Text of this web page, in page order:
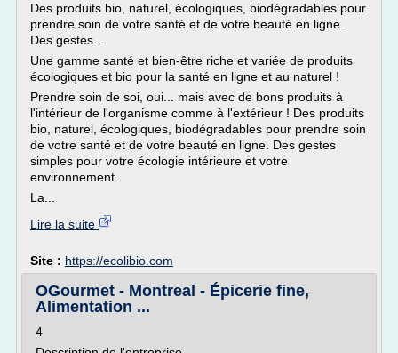
Des produits bio, naturel, écologiques, biodégradables pour
prendre soin de votre santé et de votre beauté en ligne.
Des gestes...
Une gamme santé et bien-être riche et variée de produits
écologiques et bio pour la santé en ligne et au naturel !
Prendre soin de soi, oui... mais avec de bons produits à
l'intérieur de l'organisme comme à l'extérieur ! Des produits
bio, naturel, écologiques, biodégradables pour prendre soin
de votre santé et de votre beauté en ligne. Des gestes
simples pour votre écologie intérieure et votre
environnement.
La...
Lire la suite
Site : https://ecolibio.com
OGourmet - Montreal - Épicerie fine,
Alimentation ...
4